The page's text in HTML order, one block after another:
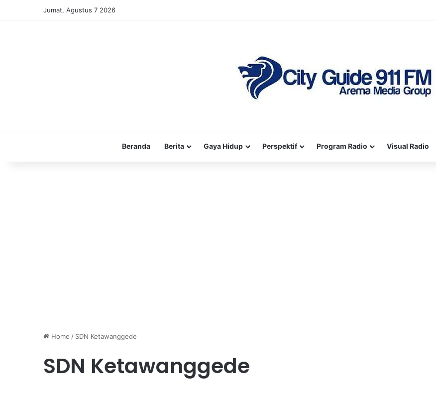
Jumat, Agustus 7 2026
Beranda Berita Gaya Hidup Perspektif Program Radio Visual Radio
Home / SDN Ketawanggede
SDN Ketawanggede